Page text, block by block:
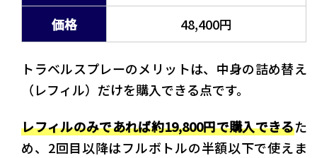
価格 48,400円
トラベルスプレーのメリットは、中身の詰め替え
（レフィル）だけを購入できる点です。
レフィルのみであれば約19,800円で購入できるた
め、2回目以降はフルボトルの半額以下で使えま